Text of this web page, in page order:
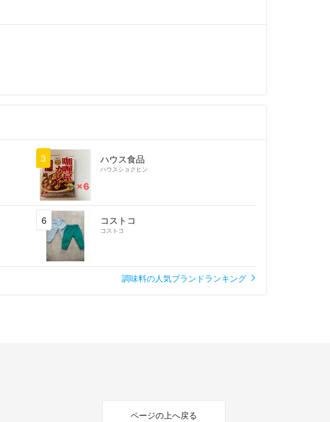
ハバネロ、ブートジョロキア
和歌山県有田川町特産「ぶどう山椒」
八重山諸島特産「島胡椒（ピパーチ）」など
各地の名産品も御座います。
※個別の調合により材料の選択やその
調合比率が変わります。
[保存] 製品到着後、速やかに冷凍庫
での保存をお願い致します。
常温での保存はお控え下さい。
3 ハウス食品
ハウスショクヒン
6 コストコ
コストコ
調味料の人気ブランドランキング
ページの上へ戻る